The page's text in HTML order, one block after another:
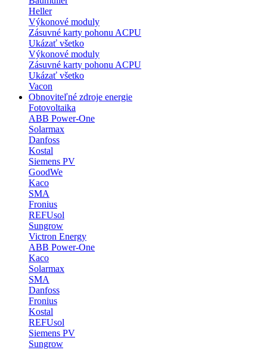
Heller
Výkonové moduly
Zásuvné karty pohonu ACPU
Ukázať všetko
Výkonové moduly
Zásuvné karty pohonu ACPU
Ukázať všetko
Vacon
Obnoviteľné zdroje energie
Fotovoltaika
ABB Power-One
Solarmax
Danfoss
Kostal
Siemens PV
GoodWe
Kaco
SMA
Fronius
REFUsol
Sungrow
Victron Energy
ABB Power-One
Kaco
Solarmax
SMA
Danfoss
Fronius
Kostal
REFUsol
Siemens PV
Sungrow